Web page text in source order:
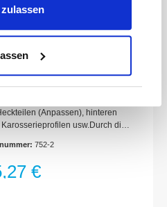
(Anpassen), hinteren
usw.Durch die
Profilen und Schweißungen im
/ Länge:
752-2
€